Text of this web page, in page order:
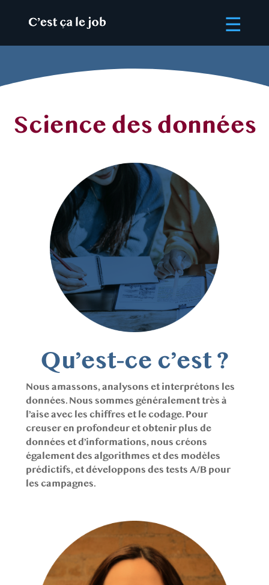
Science des données
Qu’est-ce c’est ?
Nous amassons, analysons et interprétons les
données. Nous sommes généralement très à
l’aise avec les chiffres et le codage. Pour
creuser en profondeur et obtenir plus de
données et d’informations, nous créons
également des algorithmes et des modèles
prédictifs, et développons des tests A/B pour
les campagnes.